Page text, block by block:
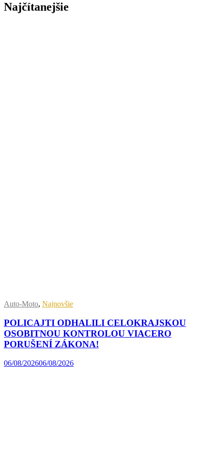
Najčítanejšie
Auto-Moto, Najnovšie
POLICAJTI ODHALILI CELOKRAJSKOU
OSOBITNOU KONTROLOU VIACERO
PORUŠENÍ ZÁKONA!
06/08/202606/08/2026